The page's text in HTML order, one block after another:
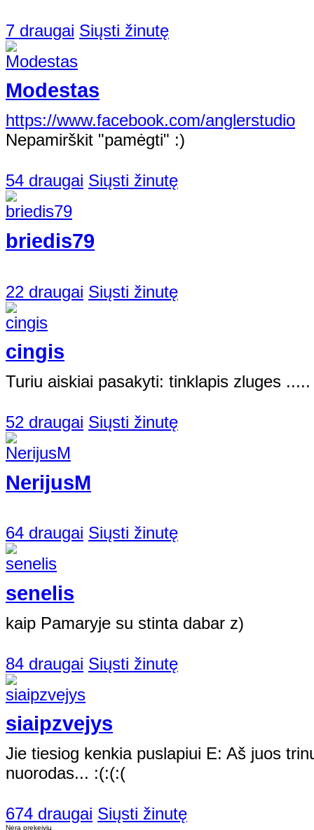
7 draugai Siųsti žinutę
Modestas
https://www.facebook.com/anglerstudio
Nepamirškit "pamėgti" :)
54 draugai Siųsti žinutę
briedis79
22 draugai Siųsti žinutę
cingis
Turiu aiskiai pasakyti: tinklapis zluges
52 draugai Siųsti žinutę
NerijusM
64 draugai Siųsti žinutę
senelis
kaip Pamaryje su stinta dabar z)
84 draugai Siųsti žinutę
siaipzvejys
Jie tiesiog kenkia puslapiui E: Aš juos
nuorodas... :(:(:(
674 draugai Siųsti žinutę
Nėra prekeivių